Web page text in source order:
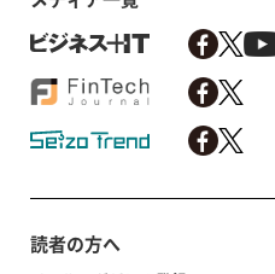
読者の方へ